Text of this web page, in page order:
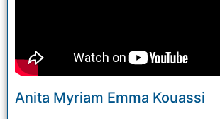
Anita Myriam Emma Kouassi